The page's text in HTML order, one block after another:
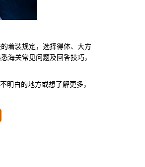
着装规定，选择得体、大方
海关常见问题及回答技巧，
明白的地方或想了解更多，